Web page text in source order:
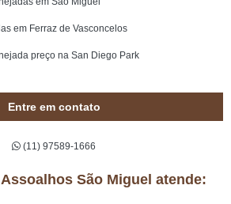
em Ferraz de Vasconcelos
preço na San Diego Park
Entre em contato
(11) 97589-1666
São Miguel atende: